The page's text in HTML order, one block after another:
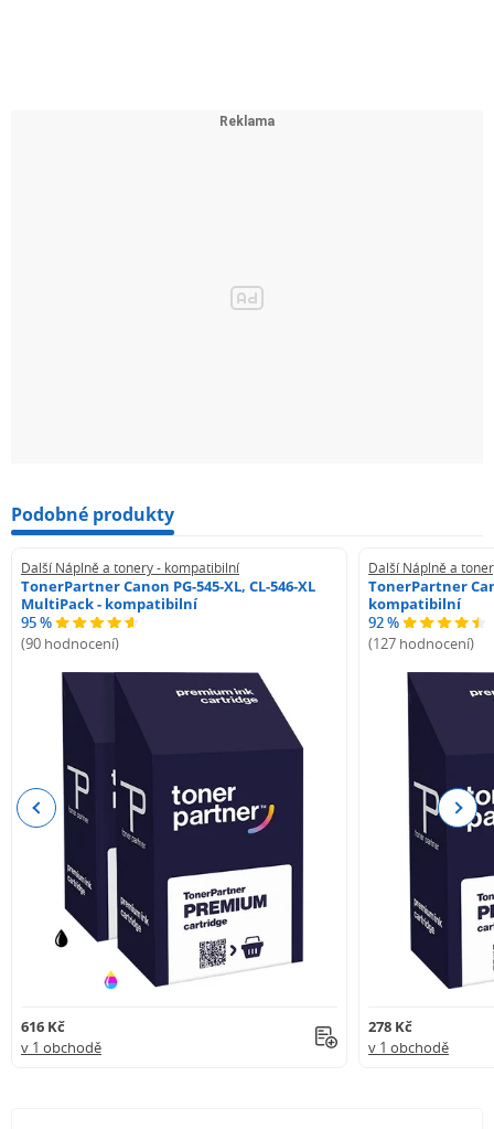
Podobné produkty
Další Náplně a tonery - kompatibilní
TonerPartner Canon PG-545-XL, CL-546-XL
MultiPack - kompatibilní
95 %
(90 hodnocení)
616 Kč
v 1 obchodě
Další Náplně a
TonerPartner
kompatibilní
92 %
(127 hodnocení)
278 Kč
v 1 obchodě
Previous Next